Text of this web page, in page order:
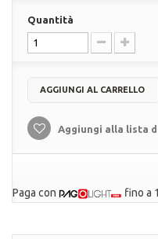
Quantità
AGGIUNGI AL CARRELLO
Aggiungi alla lista
Paga con fino a